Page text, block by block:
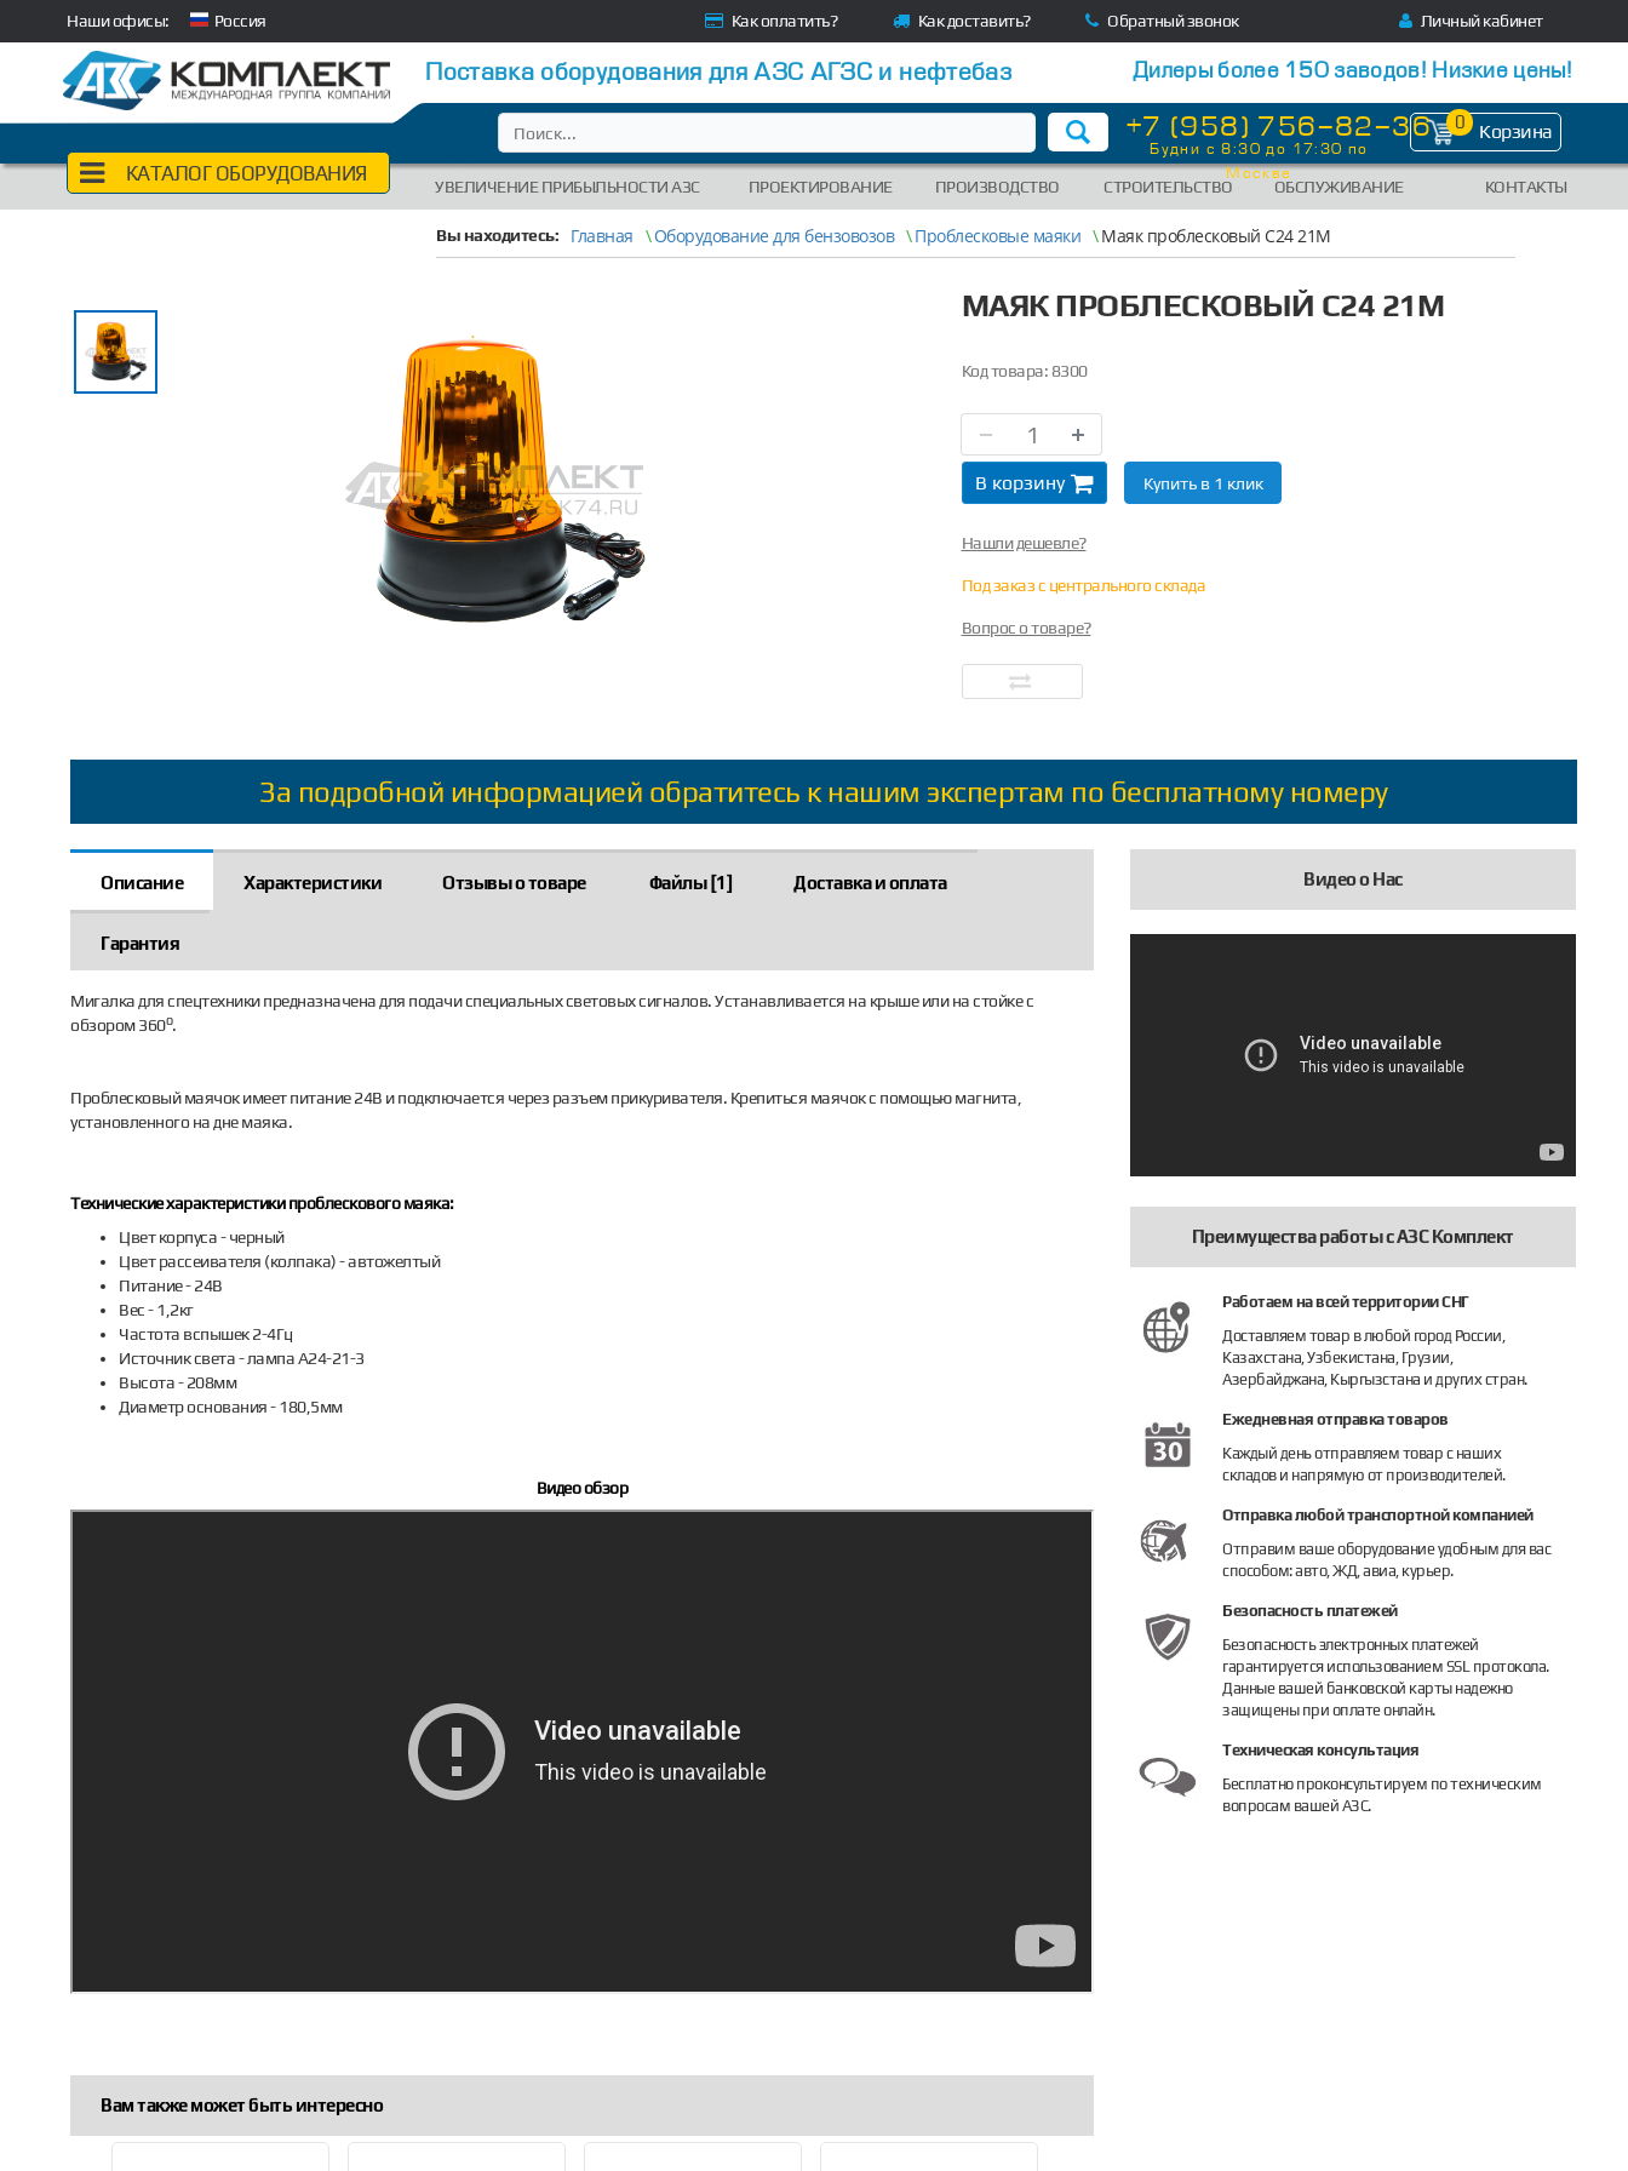
Наши офисы: Россия Как оплатить? Как доставить? Обратный звонок Личный кабинет
Поставка оборудования для АЗС АГЗС и нефтебаз Дилеры более 150 заводов! Низкие цены!
КАТАЛОГ ОБОРУДОВАНИЯ
+7 (958) 756-82-36
Будни с 8:30 до 17:30 по
Москве
0 Корзина
УВЕЛИЧЕНИЕ ПРИБЫЛЬНОСТИ АЗС ПРОЕКТИРОВАНИЕ ПРОИЗВОДСТВО СТРОИТЕЛЬСТВО ОБСЛУЖИВАНИЕ КОНТАКТЫ
Вы находитесь: Главная \Оборудование для бензовозов \Проблесковые маяки \Маяк проблесковый С24 21М
МАЯК ПРОБЛЕСКОВЫЙ С24 21М
Код товара:8300
В корзину Купить в 1 клик
Нашли дешевле?
Под заказ с центрального склада
Вопрос о товаре?
За подробной информацией обратитесь к нашим экспертам по бесплатному номеру
Описание Характеристики Отзывы о товаре Файлы [1] Доставка и оплата
Гарантия
Мигалка для спецтехники предназначена для подачи специальных световых сигналов. Устанавливается на крыше или на стойке с
обзором 360о.
Проблесковый маячок имеет питание 24В и подключается через разъем прикуривателя. Крепиться маячок с помощью магнита,
установленного на дне маяка.
Технические характеристики проблескового маяка:
Цвет корпуса - черный
Цвет рассеивателя (колпака) - автожелтый
Питание - 24В
Вес - 1,2кг
Частота вспышек 2-4Гц
Источник света - лампа А24-21-3
Высота - 208мм
Диаметр основания - 180,5мм
Видео обзор
Вам также может быть интересно
Видео о Нас
Преимущества работы с АЗС Комплект
Работаем на всей территории СНГ
Доставляем товар в любой город России,
Казахстана, Узбекистана, Грузии,
Азербайджана, Кыргызстана и других стран.
Ежедневная отправка товаров
Каждый день отправляем товар с наших
складов и напрямую от производителей.
Отправка любой транспортной компанией
Отправим ваше оборудование удобным для вас
способом: авто, ЖД, авиа, курьер.
Безопасность платежей
Безопасность электронных платежей
гарантируется использованием SSL протокола.
Данные вашей банковской карты надежно
защищены при оплате онлайн.
Техническая консультация
Бесплатно проконсультируем по техническим
вопросам вашей АЗС.